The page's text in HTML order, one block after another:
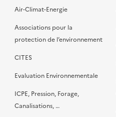
Air-Climat-Energie
Associations pour la
protection de l’environnement
CITES
Evaluation Environnementale
ICPE, Pression, Forage,
Canalisations, …